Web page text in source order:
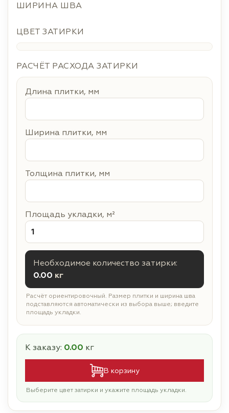
ШИРИНА ШВА
ЦВЕТ ЗАТИРКИ
РАСЧЁТ РАСХОДА ЗАТИРКИ
Длина плитки, мм
Ширина плитки, мм
Толщина плитки, мм
Площадь укладки, м²
Необходимое количество затирки:
0.00 кг
Расчёт ориентировочный. Размер плитки и ширина шва
подставляются автоматически из выбора выше; введите
площадь укладки.
К заказу: 0.00 кг
В корзину
Выберите цвет затирки и укажите площадь укладки.